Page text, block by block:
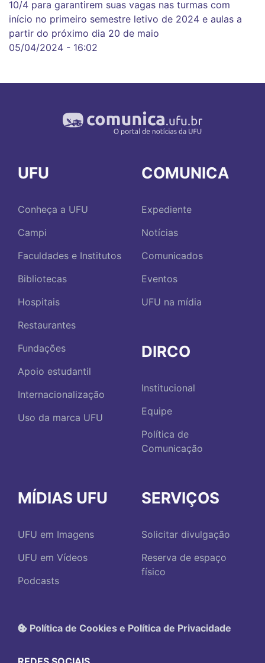
10/4 para garantirem suas vagas nas turmas com
início no primeiro semestre letivo de 2024 e aulas a
partir do próximo dia 20 de maio
05/04/2024 - 16:02
UFU
Conheça a UFU
Campi
Faculdades e Institutos
Bibliotecas
Hospitais
Restaurantes
Fundações
Apoio estudantil
Internacionalização
Uso da marca UFU
COMUNICA
Expediente
Notícias
Comunicados
Eventos
UFU na mídia
DIRCO
Institucional
Equipe
Política de
Comunicação
MÍDIAS UFU
UFU em Imagens
UFU em Vídeos
Podcasts
SERVIÇOS
Solicitar divulgação
Reserva de espaço
físico
Política de Cookies e Política de Privacidade